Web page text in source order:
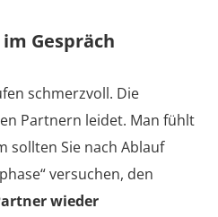
Gespräch
schmerzvoll. Die
Partnern leidet. Man fühlt
sollten Sie nach Ablauf
versuchen, den
wieder